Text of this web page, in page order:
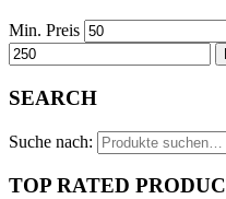
Min. Preis
SEARCH
Suche nach:
TOP RATED